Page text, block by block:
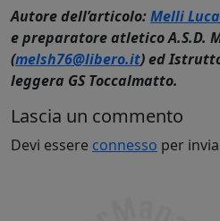
Autore dell’articolo:Melli Luca
e preparatore atletico A.S.D.
(melsh76@libero.it) ed
leggera GS Toccalmatto.
Lascia un commento
Devi essere connesso per